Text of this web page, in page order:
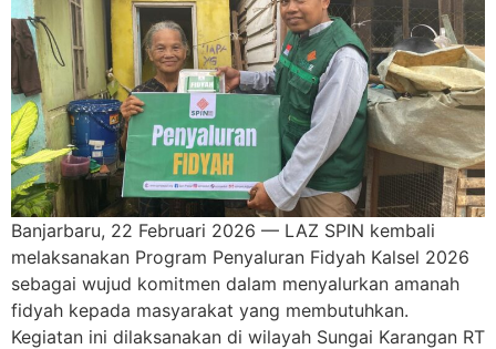
Banjarbaru, 22 Februari 2026 — LAZ SPIN kembali
melaksanakan Program Penyaluran Fidyah Kalsel 2026
sebagai wujud komitmen dalam menyalurkan amanah
fidyah kepada masyarakat yang membutuhkan.
Kegiatan ini dilaksanakan di wilayah Sungai Karangan RT